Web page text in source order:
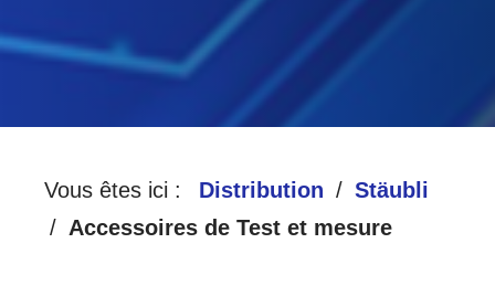
Vous êtes ici : Distribution
Stäubli
Accessoires de Test et mesure